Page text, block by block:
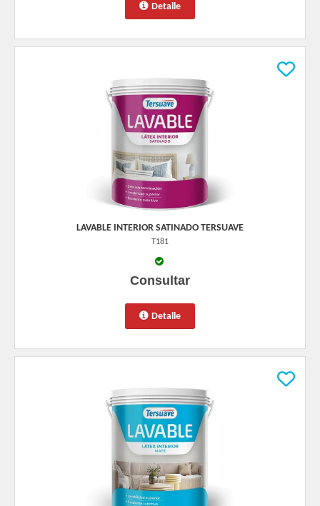
Detalle
LAVABLE INTERIOR SATINADO TERSUAVE
T181
Consultar
Detalle